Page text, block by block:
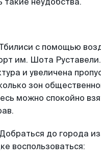
с помощью
им. Шота
и увеличена
зон
можно спокойно
до города
воспользоваться: